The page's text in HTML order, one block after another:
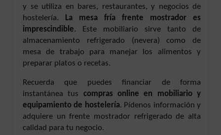
y se utiliza en bares, restaurantes, y negocios de
hostelería.
La mesa fría frente mostrador es
imprescindible. Este mobiliario sirve tanto de
almacenamiento refrigerado (nevera) como de
mesa de trabajo para manejar los alimentos y
preparar platos o recetas.
Recuerda que puedes financiar de forma
instantánea tus compras online en mobiliario y
equipamiento de hostelería. Pídenos información y
adquiere un frente mostrador refrigerado de alta
calidad para tu negocio.